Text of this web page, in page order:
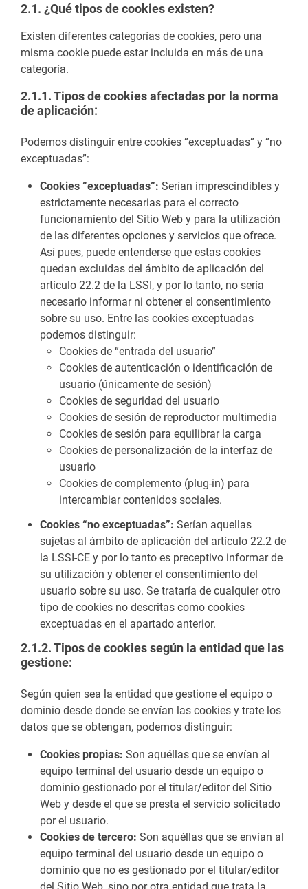
2.1. ¿Qué tipos de cookies existen?
Existen diferentes categorías de cookies, pero una
misma cookie puede estar incluida en más de una
categoría.
2.1.1. Tipos de cookies afectadas por la norma
de aplicación:
Podemos distinguir entre cookies “exceptuadas” y “no
exceptuadas”:
Cookies “exceptuadas”: Serían imprescindibles y
estrictamente necesarias para el correcto
funcionamiento del Sitio Web y para la utilización
de las diferentes opciones y servicios que ofrece.
Así pues, puede entenderse que estas cookies
quedan excluidas del ámbito de aplicación del
artículo 22.2 de la LSSI, y por lo tanto, no sería
necesario informar ni obtener el consentimiento
sobre su uso. Entre las cookies exceptuadas
podemos distinguir:
Cookies de “entrada del usuario”
Cookies de autenticación o identificación de
usuario (únicamente de sesión)
Cookies de seguridad del usuario
Cookies de sesión de reproductor multimedia
Cookies de sesión para equilibrar la carga
Cookies de personalización de la interfaz de
usuario
Cookies de complemento (plug-in) para
intercambiar contenidos sociales.
Cookies “no exceptuadas”: Serían aquellas
sujetas al ámbito de aplicación del artículo 22.2 de
la LSSI-CE y por lo tanto es preceptivo informar de
su utilización y obtener el consentimiento del
usuario sobre su uso. Se trataría de cualquier otro
tipo de cookies no descritas como cookies
exceptuadas en el apartado anterior.
2.1.2. Tipos de cookies según la entidad que las
gestione:
Según quien sea la entidad que gestione el equipo o
dominio desde donde se envían las cookies y trate los
datos que se obtengan, podemos distinguir:
Cookies propias: Son aquéllas que se envían al
equipo terminal del usuario desde un equipo o
dominio gestionado por el titular/editor del Sitio
Web y desde el que se presta el servicio solicitado
por el usuario.
Cookies de tercero: Son aquéllas que se envían al
equipo terminal del usuario desde un equipo o
dominio que no es gestionado por el titular/editor